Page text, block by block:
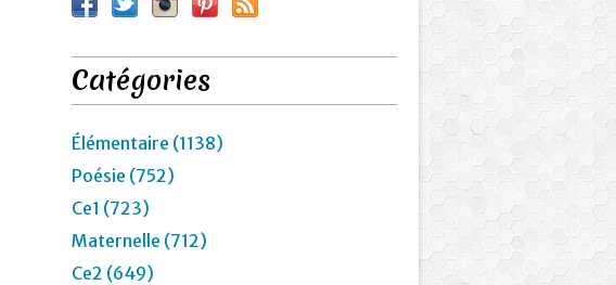
Catégories
Élémentaire (1138)
Poésie (752)
Ce1 (723)
Maternelle (712)
Ce2 (649)